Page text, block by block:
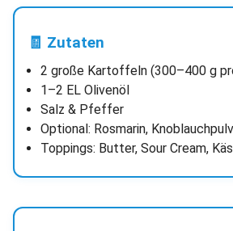
🧾 Zutaten
2 große Kartoffeln (300–400 g
1–2 EL Olivenöl
Salz & Pfeffer
Optional: Rosmarin,
Toppings: Butter, Sour Cream,